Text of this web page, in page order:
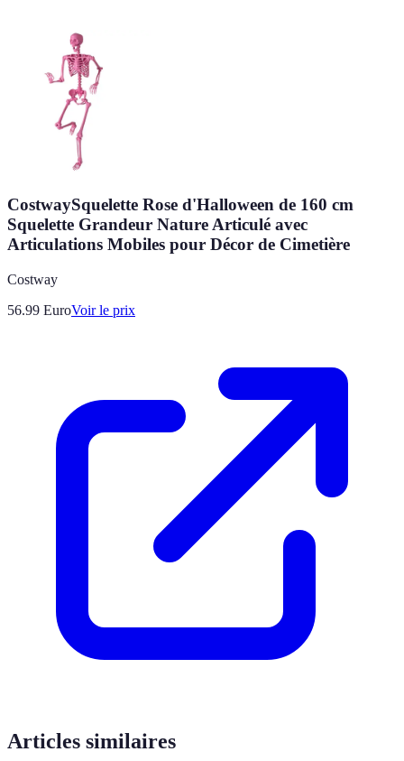
CostwaySquelette Rose d'Halloween de 160 cm
Squelette Grandeur Nature Articulé avec
Articulations Mobiles pour Décor de Cimetière
Costway
56.99 EuroVoir le prix
Articles similaires